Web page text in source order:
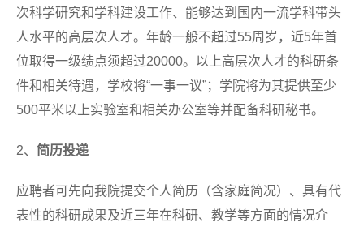
次科学研究和学科建设工作、能够达到国内一流学科带头
人水平的高层次人才。年龄一般不超过55周岁，近5年首
位取得一级绩点须超过20000。以上高层次人才的科研条
件和相关待遇，学校将“一事一议”；学院将为其提供至少
500平米以上实验室和相关办公室等并配备科研秘书。
2、 简历投递
应聘者可先向我院提交个人简历（含家庭简况）、具有代
表性的科研成果及近三年在科研、教学等方面的情况介